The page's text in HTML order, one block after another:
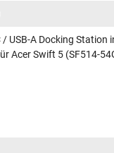
/ USB-A Docking Station
Acer Swift 5 (SF514-